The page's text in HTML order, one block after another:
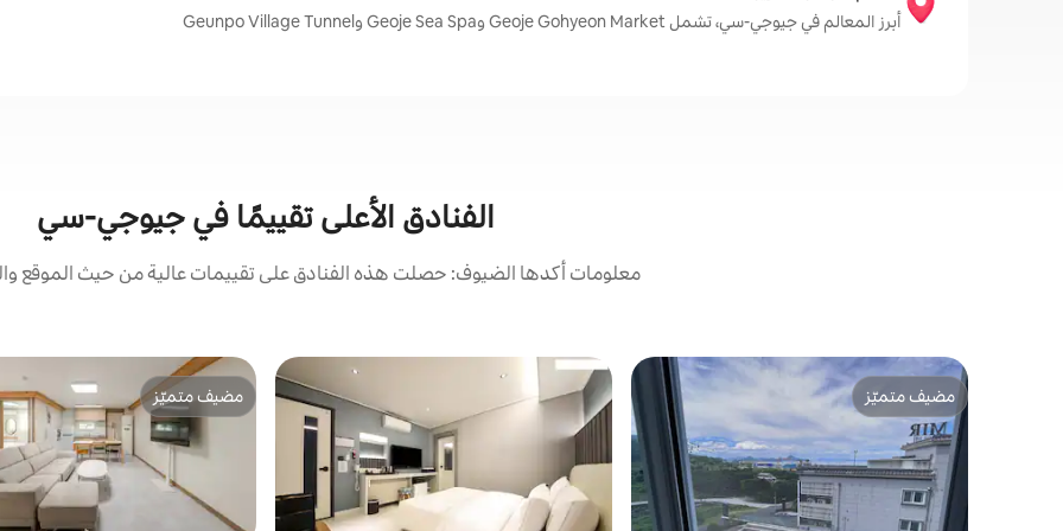
أبرز المعالم في جيوجي-سي، تشمل Geoje Gohyeon Market وGeoje Sea Spa وGeunpo Village Tunnel
الفنادق الأعلى تقييمًا في جيوجي-سي
معلومات أكدها الضيوف: حصلت هذه الفنادق على تقييمات عالية من حيث الموقع
مضيف متميّز
مضيف متميّز
مضيف متميّز
مضيف متميّز